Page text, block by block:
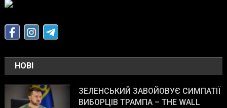
НОВІ
ЗЕЛЕНСЬКИЙ ЗАВОЙОВУЄ СИМПАТІЇ
ВИБОРЦІВ ТРАМПА – THE WALL